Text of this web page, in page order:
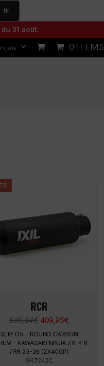
Ir
31 août.
0 ITEMS
RCR
585,64€ Le
prix
initial
était :
585,64€.
409,95€
prix
actuel
SLIP ON - ROUND CARBON
- KAWASAKI NINJA ZX-4 R
/ RR 23-26 (ZX400P)
GK7242C